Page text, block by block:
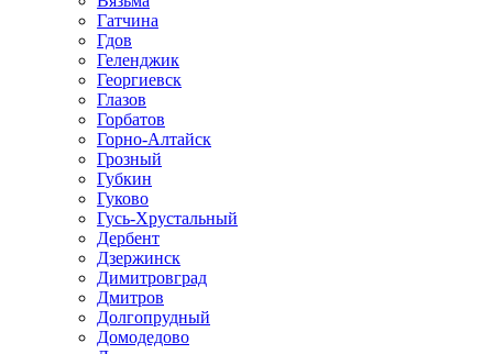
Гатчина
Гдов
Геленджик
Георгиевск
Глазов
Горбатов
Горно-Алтайск
Грозный
Губкин
Гуково
Гусь-Хрустальный
Дербент
Дзержинск
Димитровград
Дмитров
Долгопрудный
Домодедово